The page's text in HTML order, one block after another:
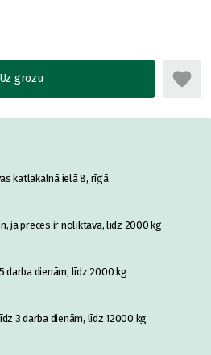
Uz grozu
katlakalnā ielā 8, rīgā
ja preces ir noliktavā, līdz 2000 kg
darba dienām, līdz 2000 kg
3 darba dienām, līdz 12000 kg